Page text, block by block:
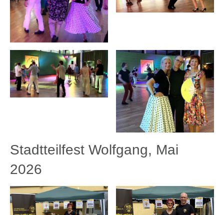
Stadtteilfest Wolfgang, Mai
2026